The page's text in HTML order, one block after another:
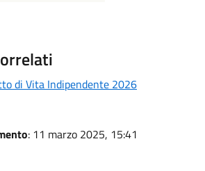
di Vita Indipendente 2026
: 11 marzo 2025, 15:41